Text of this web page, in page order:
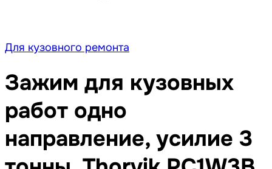
Для кузовного ремонта
Зажим для кузовных
работ одно
направление, усилие 3